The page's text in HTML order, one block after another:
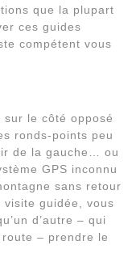
que la plupart
ces guides
compétent vous
sur le côté opposé
ronds-points peu
de la gauche… ou
GPS inconnu
sans retour
visite guidée, vous
d’autre – qui
– prendre le